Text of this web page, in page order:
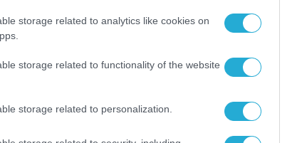
storage related to analytics like cookies on
storage related to functionality of the website
storage related to personalization.